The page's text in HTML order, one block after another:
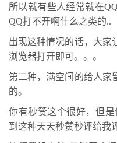
所以就有些人经常就在
QQ打不开啊什么之类的..
出现这种情况的话，大家
浏览器打开即可。。。
第二种，满空间的给人家
的。
你有秒赞这个很好，但
到这种天天秒赞秒评给我